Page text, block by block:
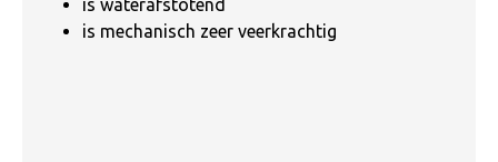
is waterafstotend
is mechanisch zeer veerkrachtig